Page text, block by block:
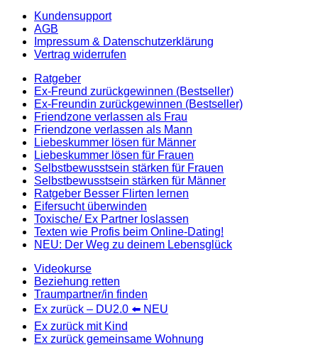
Kundensupport
AGB
Impressum & Datenschutzerklärung
Vertrag widerrufen
Ratgeber
Ex-Freund zurückgewinnen (Bestseller)
Ex-Freundin zurückgewinnen (Bestseller)
Friendzone verlassen als Frau
Friendzone verlassen als Mann
Liebeskummer lösen für Männer
Liebeskummer lösen für Frauen
Selbstbewusstsein stärken für Frauen
Selbstbewusstsein stärken für Männer
Ratgeber Besser Flirten lernen
Eifersucht überwinden
Toxische/ Ex Partner loslassen
Texten wie Profis beim Online-Dating!
NEU: Der Weg zu deinem Lebensglück
Videokurse
Beziehung retten
Traumpartner/in finden
Ex zurück – DU2.0 ⬅️ NEU
Ex zurück mit Kind
Ex zurück gemeinsame Wohnung